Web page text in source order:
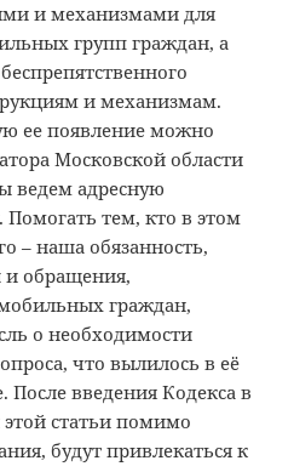
и механизмами для
групп граждан, а
и механизмам.
ее появление можно
Московской области
ведем адресную
тем, кто в этом
– наша обязанность,
обращения,
граждан,
о необходимости
что вылилось в её
введения Кодекса в
статьи помимо
будут привлекаться к